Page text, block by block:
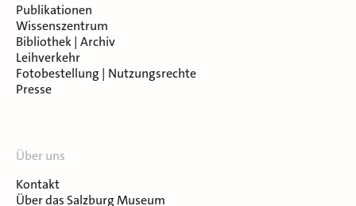
Publikationen
Wissenszentrum
Bibliothek | Archiv
Leihverkehr
Fotobestellung | Nutzungsrechte
Presse
Über uns
Kontakt
Über das Salzburg Museum